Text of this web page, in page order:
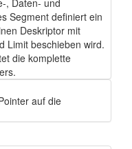
Segment definiert ein
Deskriptor mit
Limit beschieben wird.
die komplette
auf die